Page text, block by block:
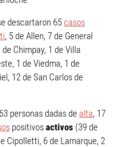
descartaron 65 casos
, 5 de Allen, 7 de General
Chimpay, 1 de Villa
1 de Viedma, 1 de
12 de San Carlos de
personas dadas de alta, 17
positivosactivos (39 de
Cipolletti, 6 de Lamarque, 2